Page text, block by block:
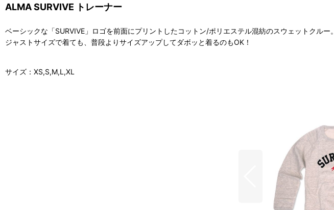
ALMA SURVIVE トレーナー
ベーシックな「SURVIVE」ロゴを前面にプリントしたコットン/ポリエステル混紡のスウェットクルー。
ジャストサイズで着ても、普段よりサイズアップしてダボッと着るのもOK！
サイズ：XS,S,M,L,XL